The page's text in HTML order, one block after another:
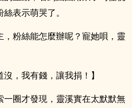
表示萌哭了。
，粉絲能怎麼辦呢？寵她唄，靈
沒，我有錢，讓我捐！】
一圈才發現，靈溪實在太默默無